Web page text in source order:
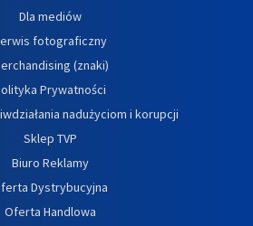
Dla mediów
fotograficzny
(znaki)
Prywatności
nadużyciom i korupcji
Sklep TVP
Biuro Reklamy
Dystrybucyjna
Oferta Handlowa